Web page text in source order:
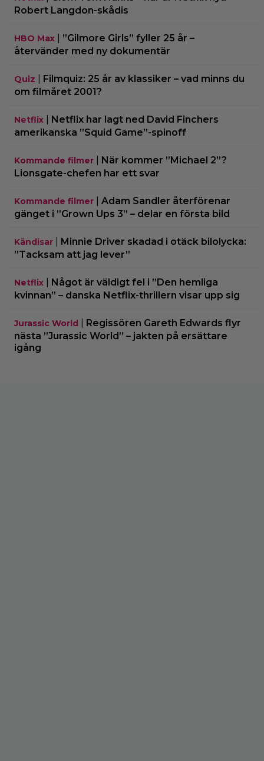
Robert Langdon-skådis
HBO Max
”Gilmore Girls” fyller 25 år –
återvänder med ny dokumentär
Quiz
Filmquiz: 25 år av klassiker – vad minns du
om filmåret 2001?
Netflix
Netflix har lagt ned David Finchers
amerikanska ”Squid Game”-spinoff
Kommande filmer
När kommer ”Michael 2”?
Lionsgate-chefen har ett svar
Kommande filmer
Adam Sandler återförenar
gänget i ”Grown Ups 3” – delar en första bild
Kändisar
Minnie Driver skadad i otäck bilolycka:
”Tacksam att jag lever”
Netflix
Något är väldigt fel i ”Den hemliga
kvinnan” – danska Netflix-thrillern visar upp sig
Jurassic World
Regissören Gareth Edwards flyr
nästa ”Jurassic World” – jakten på ersättare
igång